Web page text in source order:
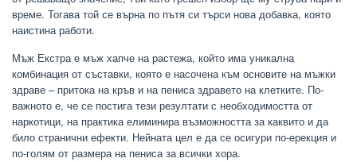
време. Тогава той се върна по пътя си търси нова добавка, която
наистина работи.
Мъж Екстра е мъж хапче на растежа, който има уникална
комбинация от съставки, която е насочена към основите на мъжки
здраве – притока на кръв и на пениса здравето на клетките. По-
важното е, че се постига тези резултати с необходимостта от
наркотици, на практика елиминира възможността за каквито и да
било странични ефекти. Нейната цел е да се осигури по-ерекция и
по-голям от размера на пениса за всички хора.